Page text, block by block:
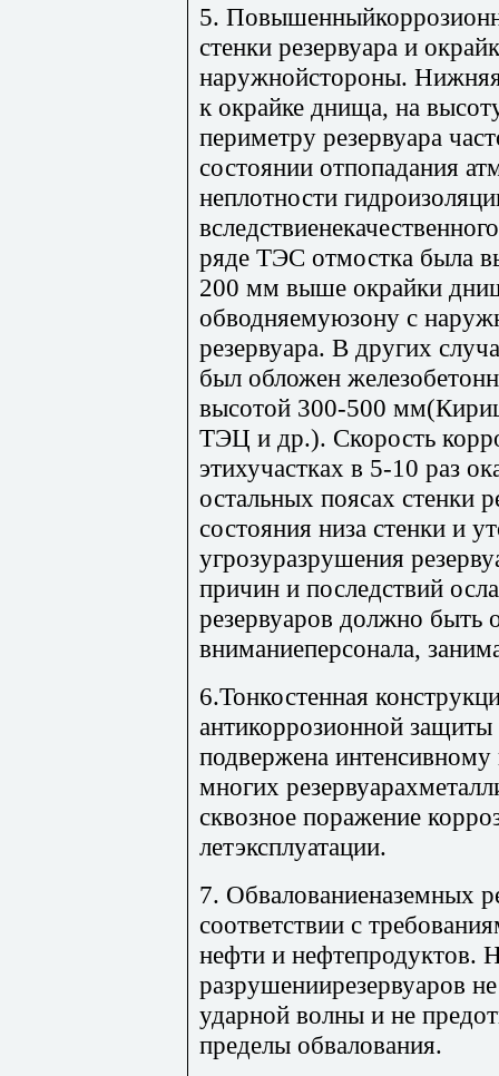
5.
стенки резервуара и
наружнойстороны.
к окрайке днища, на
периметру резервуара
состоянии отпопадания
неплотности
ряде ТЭС отмостка была
200 мм выше окрайки
обводняемуюзону с
резервуара. В других
был обложен
высотой 300-500
ТЭЦ и др.). Скорость
этихучастках в 5-10 раз
остальных поясах стенки
состояния низа стенки и
угрозуразрушения
причин и последствий
резервуаров должно быть
вниманиеперсонала,
6.Тонкостенная
антикоррозионной
подвержена
многих
сквозное поражение
летэксплуатации.
7. Обвалованиеназемных
соответствии с
нефти и нефтепродуктов.
разрушениирезервуаров
ударной волны и не
пределы обвалования.